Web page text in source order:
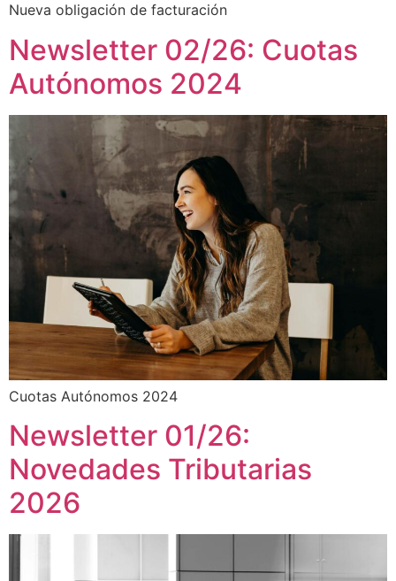
Nueva obligación de facturación
Newsletter 02/26: Cuotas
Autónomos 2024
Cuotas Autónomos 2024
Newsletter 01/26:
Novedades Tributarias
2026